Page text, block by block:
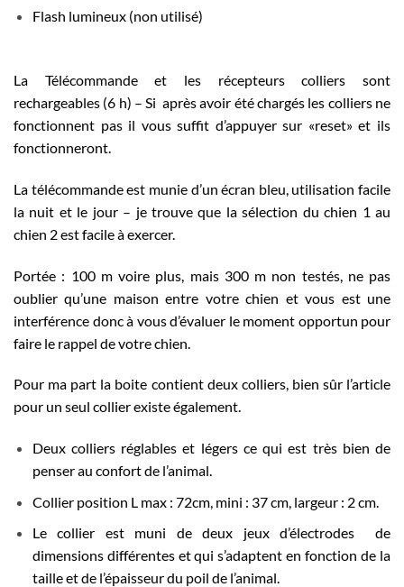
Flash lumineux (non utilisé)
La Télécommande et les récepteurs colliers sont
rechargeables (6 h) – Si après avoir été chargés les colliers ne
fonctionnent pas il vous suffit d’appuyer sur «reset» et ils
fonctionneront.
La télécommande est munie d’un écran bleu, utilisation facile
la nuit et le jour – je trouve que la sélection du chien 1 au
chien 2 est facile à exercer.
Portée : 100 m voire plus, mais 300 m non testés, ne pas
oublier qu’une maison entre votre chien et vous est une
interférence donc à vous d’évaluer le moment opportun pour
faire le rappel de votre chien.
Pour ma part la boite contient deux colliers, bien sûr l’article
pour un seul collier existe également.
Deux colliers réglables et légers ce qui est très bien de
penser au confort de l’animal.
Collier position L max : 72cm, mini : 37 cm, largeur : 2 cm.
Le collier est muni de deux jeux d’électrodes de
dimensions différentes et qui s’adaptent en fonction de la
taille et de l’épaisseur du poil de l’animal.